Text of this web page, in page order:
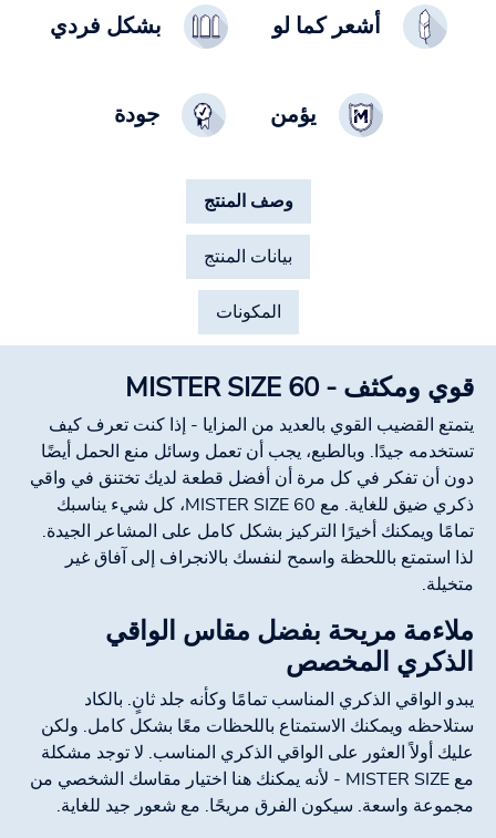
أشعر كما لو بشكل فردي
يؤمن جودة
وصف المنتج
بيانات المنتج
المكونات
قوي ومكثف - MISTER SIZE 60
يتمتع القضيب القوي بالعديد من المزايا - إذا كنت تعرف كيف
تستخدمه جيدًا. وبالطبع، يجب أن تعمل وسائل منع الحمل أيضًا
دون أن تفكر في كل مرة أن أفضل قطعة لديك تختنق في واقي
ذكري ضيق للغاية. مع MISTER SIZE 60، كل شيء يناسبك
تمامًا ويمكنك أخيرًا التركيز بشكل كامل على المشاعر الجيدة.
لذا استمتع باللحظة واسمح لنفسك بالانجراف إلى آفاق غير
متخيلة.
ملاءمة مريحة بفضل مقاس الواقي
الذكري المخصص
يبدو الواقي الذكري المناسب تمامًا وكأنه جلد ثانٍ. بالكاد
ستلاحظه ويمكنك الاستمتاع باللحظات معًا بشكل كامل. ولكن
عليك أولاً العثور على الواقي الذكري المناسب. لا توجد مشكلة
مع MISTER SIZE - لأنه يمكنك هنا اختيار مقاسك الشخصي من
مجموعة واسعة. سيكون الفرق مريحًا. مع شعور جيد للغاية.